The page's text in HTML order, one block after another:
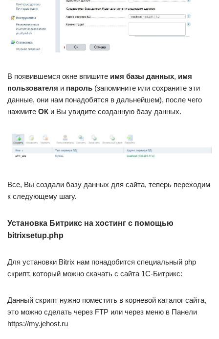
В появившемся окне впишите имя базы данных, имя
пользователя и пароль (запомините или сохраните эти
данные, они нам понадобятся в дальнейшем), после чего
нажмите ОК и Вы увидите созданную базу данных.
Все, Вы создали базу данных для сайта, теперь переходим
к следующему шагу.
Установка Битрикс на хостинг с помощью
bitrixsetup.php
Для установки Bitrix нам понадобится специальный php
скрипт, который можно скачать с сайта 1С-Битрикс:
Данный скрипт нужно поместить в корневой каталог сайта,
это можно сделать через FTP или через меню в Панели
https://my.jehost.ru